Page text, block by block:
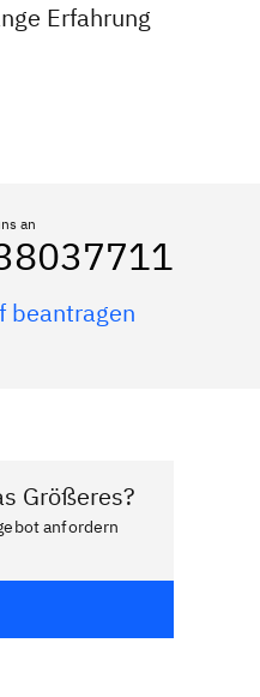
Erfahrung
an
beantragen
Größeres?
anfordern